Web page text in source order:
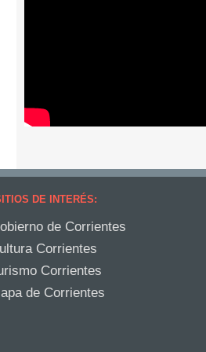
DE INTERÉS:
de Corrientes
Corrientes
Corrientes
de Corrientes